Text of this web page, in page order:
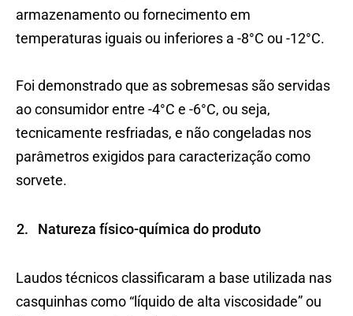
armazenamento ou fornecimento em
temperaturas iguais ou inferiores a -8°C ou -12°C.
Foi demonstrado que as sobremesas são servidas
ao consumidor entre -4°C e -6°C, ou seja,
tecnicamente resfriadas, e não congeladas nos
parâmetros exigidos para caracterização como
sorvete.
Natureza físico-química do produto
Laudos técnicos classificaram a base utilizada nas
casquinhas como “líquido de alta viscosidade” ou